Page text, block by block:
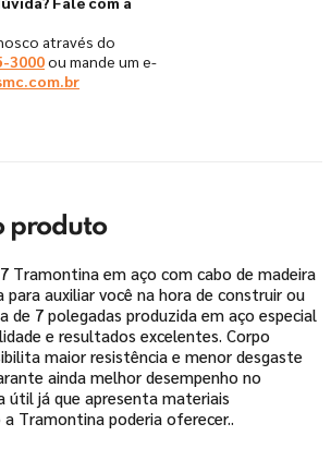
através do
3000ou mande um e-
produto
Tramontina em aço com cabo de madeira
auxiliar você na hora de construir ou
de 7 polegadas produzida em aço especial
e resultados excelentes. Corpo
maior resistência e menor desgaste
ainda melhor desempenho no
útil já que apresenta materiais
Tramontina poderia oferecer..